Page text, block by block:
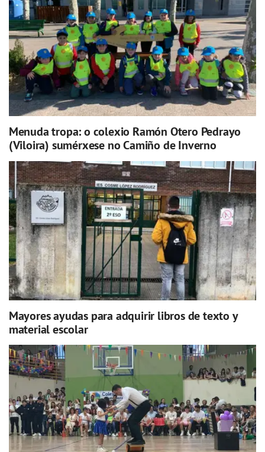
Menuda tropa: o colexio Ramón Otero Pedrayo
(Viloira) sumérxese no Camiño de Inverno
Mayores ayudas para adquirir libros de texto y
material escolar